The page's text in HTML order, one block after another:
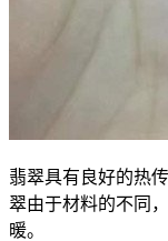
翡翠具有良好的热
翠由于材料的不同
暖。